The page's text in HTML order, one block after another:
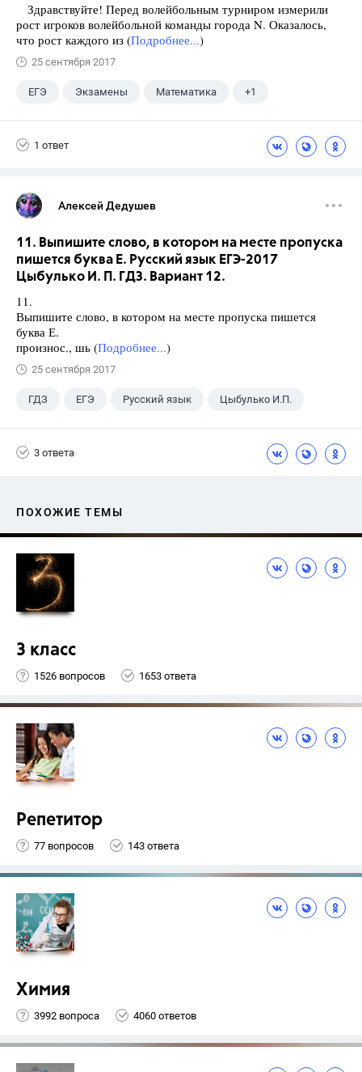
Здравствуйте! Перед волейбольным турниром измерили
рост игроков волейбольной команды города N. Оказалось,
что рост каждого из (Подробнее...)
25 сентября 2017
ЕГЭ Экзамены Математика +1
1 ответ
Алексей Дедушев
11. Выпишите слово, в котором на месте пропуска
пишется буква Е. Русский язык ЕГЭ-2017
Цыбулько И. П. ГДЗ. Вариант 12.
11.
Выпишите слово, в котором на месте пропуска пишется
буква Е.
произнос., шь (Подробнее...)
25 сентября 2017
ГДЗ ЕГЭ Русский язык Цыбулько И.П.
3 ответа
ПОХОЖИЕ ТЕМЫ
3 класс
1526 вопросов 1653 ответа
Репетитор
77 вопросов 143 ответа
Химия
3992 вопроса 4060 ответов